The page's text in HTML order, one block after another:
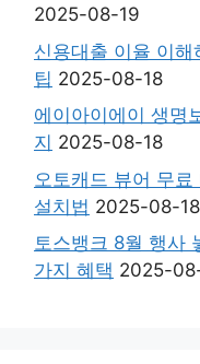
2025-08-19
신용대출 이율 이해
팁 2025-08-18
에이아이에이 생명
지 2025-08-18
오토캐드 뷰어 무
설치법 2025-08-18
토스뱅크 8월 행사
가지 혜택 2025-